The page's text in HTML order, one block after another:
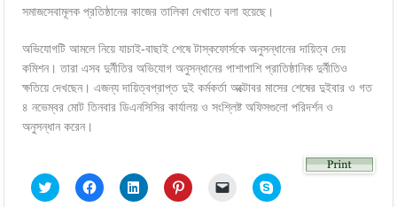
সমাজসেবামূলক প্রতিষ্ঠানের কাজের তালিকা দেখাতে বলা হয়েছে।
অভিযোগটি আমলে নিয়ে যাচাই-বাছাই শেষে টাস্কফোর্সকে অনুসন্ধানের দায়িত্ব দেয়
কমিশন। তারা এসব দুর্নীতির অভিযোগ অনুসন্ধানের পাশাপাশি প্রাতিষ্ঠানিক দুর্নীতিও
ক্ষতিয়ে দেখছেন। এজন্য দায়িত্বপ্রাপ্ত দুই কর্মকর্তা অক্টোবর মাসের শেষের দুইবার ও গত
৪ নভেম্বর মোট তিনবার ডিএনসিসির কার্যালয় ও সংশ্লিষ্ট অফিসগুলো পরিদর্শন ও
অনুসন্ধান করেন।
Click
to
Click
to
Click
to
Click
to
Click Click
to